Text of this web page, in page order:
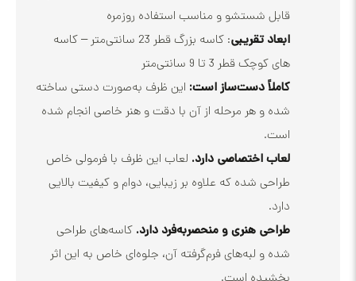
قابل شستشو و مناسب استفاده روزمره
: کاسه بزرگ قطر 23 سانتی‌متر – کاسه
های کوچک قطر 3 تا 9 سانتی‌متر
کاملاً دست‌ساز است:این ظرف به‌صورت دستی ساخته
شده و هر مرحله از آن با دقت و هنر خاصی انجام شده
لعاب اختصاصی دارد.لعاب این ظرف با فرمولی خاص
طراحی شده که علاوه بر زیبایی، دوام و کیفیت بالایی
طراحی هنری و منحصر‌به‌فرد دارد.کاسه‌های طراحی
شده و لبه‌های فرم‌گرفته آن، جلوه‌ای خاص به این اثر